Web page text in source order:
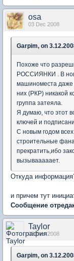
osa
03 Dec 2008
Garpim, on
Похоже что
РОССИЯНКИ . В
машиноместа даже
них (РКР) никакой
группа затеяла.
Я думаю, что этот
ключей и
С новым годом
строительные
прекратить,ибо
вызывааааает.
Откуда
и причем тут
Сообщение
Taylor
03 Dec 2008
Garpim, on